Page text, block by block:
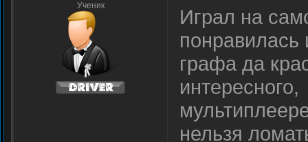
Ученик
Играл на
понравилась
графа да
интересного,
нельзя